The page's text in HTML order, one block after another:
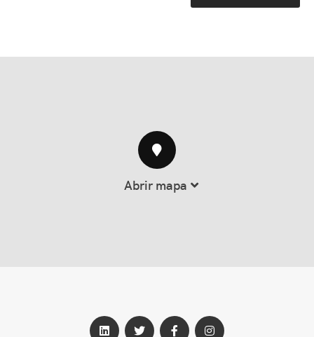
Abrir mapa